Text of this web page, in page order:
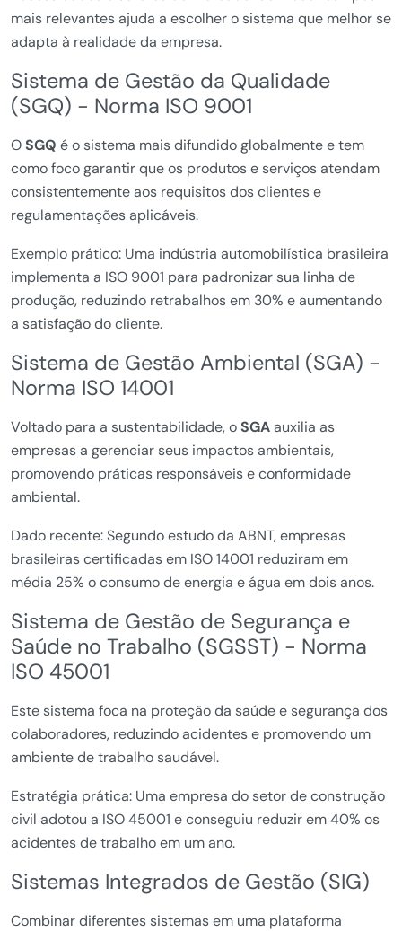
mais relevantes ajuda a escolher o sistema que melhor se
adapta à realidade da empresa.
Sistema de Gestão da Qualidade
(SGQ) - Norma ISO 9001
OSGQ é o sistema mais difundido globalmente e tem
como foco garantir que os produtos e serviços atendam
consistentemente aos requisitos dos clientes e
regulamentações aplicáveis.
Exemplo prático: Uma indústria automobilística brasileira
implementa a ISO 9001 para padronizar sua linha de
produção, reduzindo retrabalhos em 30% e aumentando
a satisfação do cliente.
Sistema de Gestão Ambiental (SGA) -
Norma ISO 14001
Voltado para a sustentabilidade, oSGAauxilia as
empresas a gerenciar seus impactos ambientais,
promovendo práticas responsáveis e conformidade
ambiental.
Dado recente: Segundo estudo da ABNT, empresas
brasileiras certificadas em ISO 14001 reduziram em
média 25% o consumo de energia e água em dois anos.
Sistema de Gestão de Segurança e
Saúde no Trabalho (SGSST) - Norma
ISO 45001
Este sistema foca na proteção da saúde e segurança dos
colaboradores, reduzindo acidentes e promovendo um
ambiente de trabalho saudável.
Estratégia prática: Uma empresa do setor de construção
civil adotou a ISO 45001 e conseguiu reduzir em 40% os
acidentes de trabalho em um ano.
Sistemas Integrados de Gestão (SIG)
Combinar diferentes sistemas em uma plataforma